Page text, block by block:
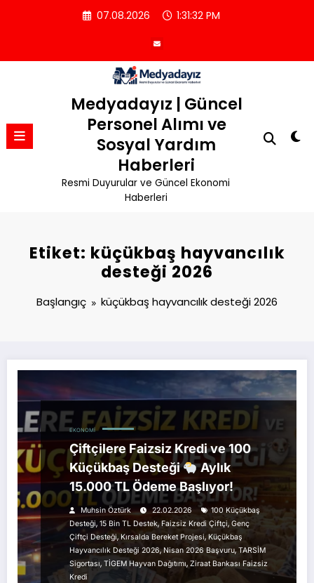
07.08.2026 1:31:32 PM
Medyadayız | Güncel
Personel Alımı ve
Sosyal Yardım
Haberleri
Resmi Duyurular ve Güncel Ekonomi
Haberleri
Etiket: küçükbaş hayvancılık
desteği 2026
Başlangıç küçükbaş hayvancılık desteği 2026
EKONOMI
Çiftçilere Faizsiz Kredi ve 100
Küçükbaş Desteği
Aylık
15.000 TL Ödeme Başlıyor!
Muhsin Öztürk 22.02.2026
100 Küçükbaş
Desteği, 15 Bin TL Destek, Faizsiz Kredi Çiftçi, Genç
Çiftçi Desteği, Kırsalda Bereket Projesi, Küçükbaş
Hayvancılık Desteği 2026, Nisan 2026 Başvuru, TARSİM
Sigortası, TİGEM Hayvan Dağıtımı, Ziraat Bankası Faizsiz
Kredi